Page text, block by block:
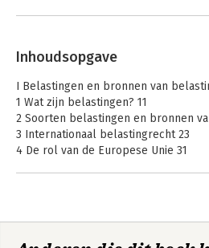
Inhoudsopgave
I Belastingen en bronnen van
1 Wat zijn belastingen? 11
2 Soorten belastingen en bronnen
3 Internationaal belastingrecht 23
4 De rol van de Europese Unie 31